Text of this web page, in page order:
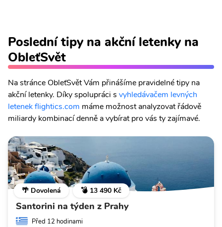
Poslední tipy na akční letenky na
ObleťSvět
Na stránce ObleťSvět Vám přinášíme pravidelné tipy na
akční letenky. Díky spolupráci s vyhledávačem levných
letenek flightics.com máme možnost analyzovat řádově
miliardy kombinací denně a vybírat pro vás ty zajímavé.
🌴 Dovolená 💣 13 490 Kč
Santorini na týden z Prahy
Před 12 hodinami